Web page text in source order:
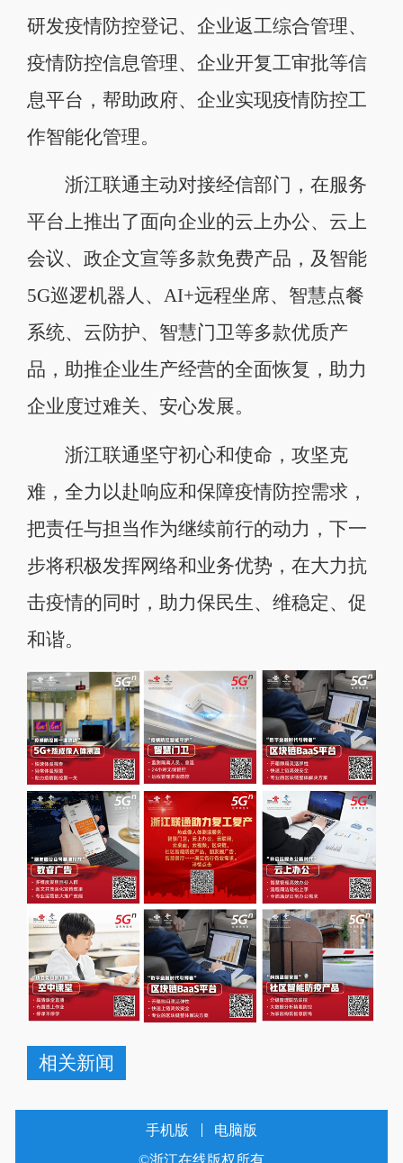
研发疫情防控登记、企业返工综合管理、
疫情防控信息管理、企业开复工审批等信
息平台，帮助政府、企业实现疫情防控工
作智能化管理。
浙江联通主动对接经信部门，在服务
平台上推出了面向企业的云上办公、云上
会议、政企文宣等多款免费产品，及智能
5G巡逻机器人、AI+远程坐席、智慧点餐
系统、云防护、智慧门卫等多款优质产
品，助推企业生产经营的全面恢复，助力
企业度过难关、安心发展。
浙江联通坚守初心和使命，攻坚克
难，全力以赴响应和保障疫情防控需求，
把责任与担当作为继续前行的动力，下一
步将积极发挥网络和业务优势，在大力抗
击疫情的同时，助力保民生、维稳定、促
和谐。
相关新闻
手机版
电脑版
©浙江在线版权所有